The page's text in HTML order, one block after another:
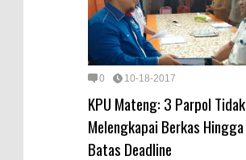
0 10-18-2017
KPU Mateng: 3 Parpol Tidak
Melengkapai Berkas Hingga
Batas Deadline